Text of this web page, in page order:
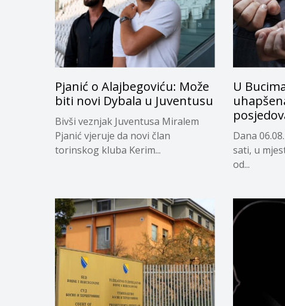
Pjanić o Alajbegoviću: Može
biti novi Dybala u Juventusu
Bivši veznjak Juventusa Miralem
Pjanić vjeruje da novi član
torinskog kluba Kerim...
U
Dana
sati, u
od...